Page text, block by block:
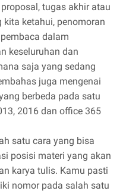
tugas akhir atau
kita ketahui, penomoran
dalam
keseluruhan dan
saja yang sedang
juga mengenai
berbeda pada satu
2016 dan office 365
satu cara yang bisa
posisi materi yang akan
karya tulis. Kamu pasti
nomor pada salah satu